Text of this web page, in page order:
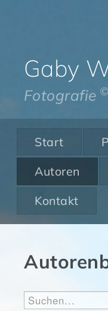
Gaby
Fotografie ©
Start
Autoren
Kontakt